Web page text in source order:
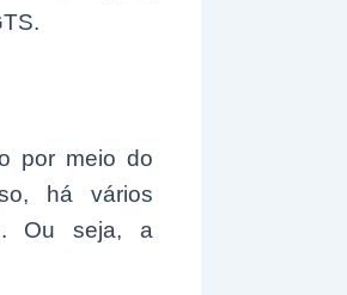
por meio do
há vários
Ou seja, a